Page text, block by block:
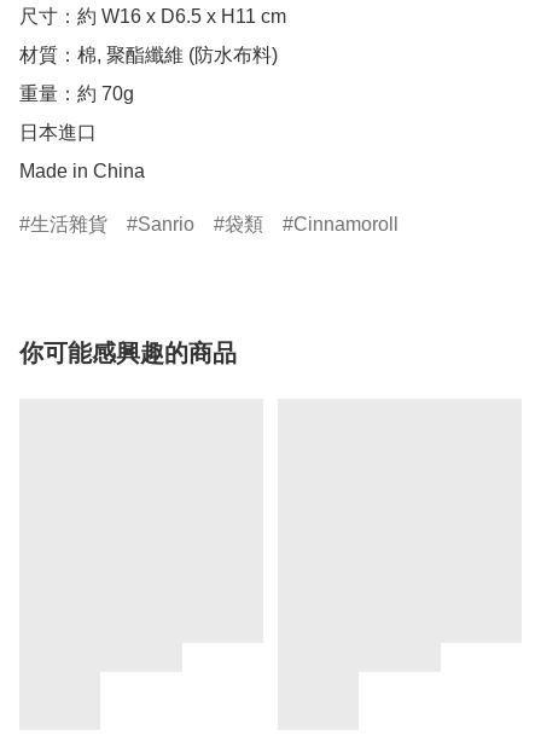
尺寸：約 W16 x D6.5 x H11 cm
材質：棉, 聚酯纖維 (防水布料)
重量：約 70g
日本進口
Made in China
生活雜貨 Sanrio 袋類 Cinnamoroll
你可能感興趣的商品